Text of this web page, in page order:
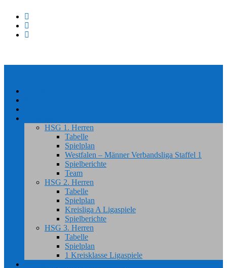
HSG 1. Herren
Tabelle
Spielplan
Westfalen – Männer Verbandsliga Staffel 1
Spielberichte
Team
HSG 2. Herren
Tabelle
Spielplan
Kreisliga A Ligaspiele
Spielberichte
HSG 3. Herren
Tabelle
Spielplan
1 Kreisklasse Ligaspiele